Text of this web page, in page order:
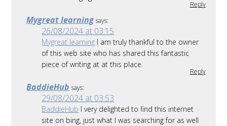
Reply
Mygreat learning says:
26/08/2024 at 03:15
Mygreat learning I am truly thankful to the owner
of this web site who has shared this fantastic
piece of writing at at this place.
Reply
BaddieHub says:
29/08/2024 at 03:53
BaddieHub I very delighted to find this internet
site on bing, just what I was searching for as well